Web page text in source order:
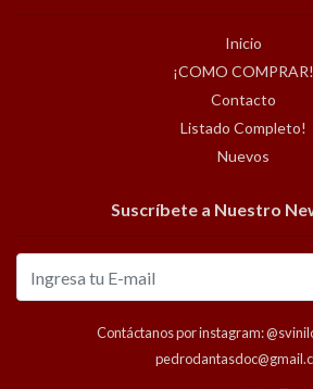
Inicio
¡COMO COMPRAR!
Contacto
Listado Completo!
Nuevos
Suscríbete a Nuestro
Contáctanos por instagram: